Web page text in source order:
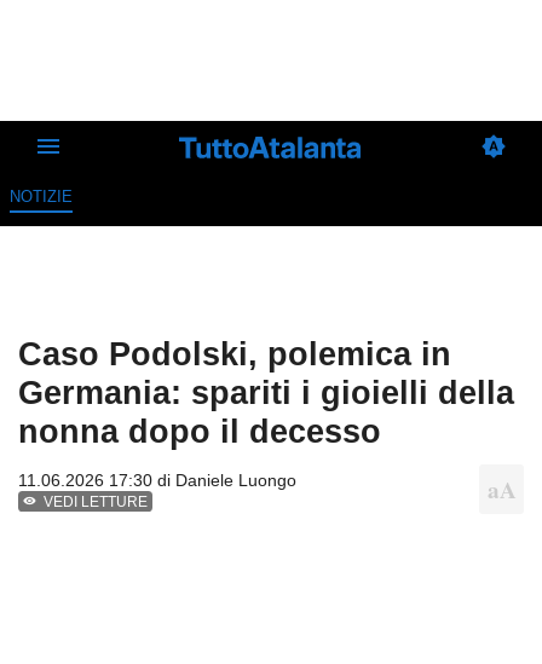
NOTIZIE
Caso Podolski, polemica in
Germania: spariti i gioielli della
nonna dopo il decesso
11.06.2026 17:30 di Daniele Luongo
VEDI LETTURE